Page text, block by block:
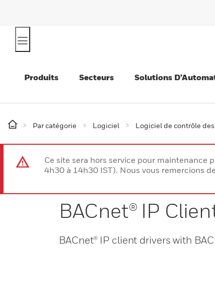
Produits Secteurs Solutions
Par catégorie Logiciel Logiciel de contrôle
Ce site sera hors service pour maintenance
4h30 à 14h30 IST). Nous vous remercions
BACnet® IP
BACnet® IP client drivers with